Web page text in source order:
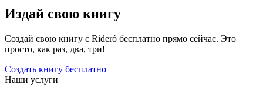
Издай свою книгу
Создай свою книгу с Rideró бесплатно прямо сейчас. Это
просто, как раз, два, три!
Создать книгу бесплатно
Наши услуги